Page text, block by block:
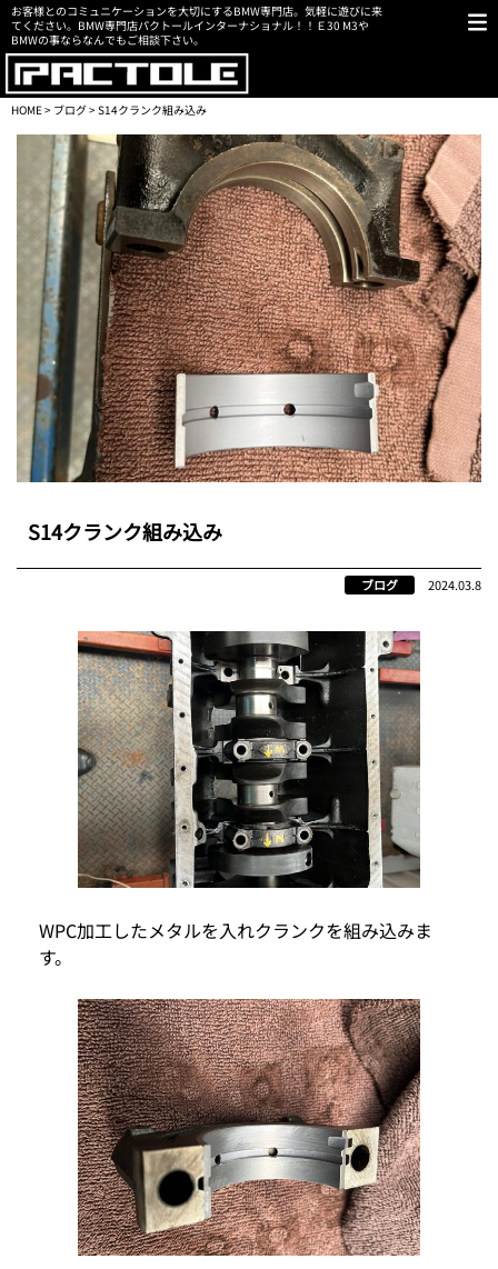
お客様とのコミュニケーションを大切にするBMW専門店。気軽に遊びに来
てください。BMW専門店パクトールインターナショナル！！Ｅ30 M3や
BMWの事ならなんでもご相談下さい。
HOME> ブログ> S14クランク組み込み
S14クランク組み込み
ブログ 2024.03.8
WPC加工したメタルを入れクランクを組み込みま
す。